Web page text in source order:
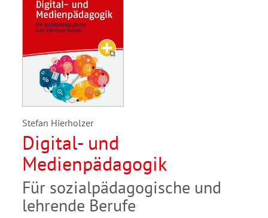
Stefan Hierholzer
Digital- und
Medienpädagogik
Für sozialpädagogische und
lehrende Berufe